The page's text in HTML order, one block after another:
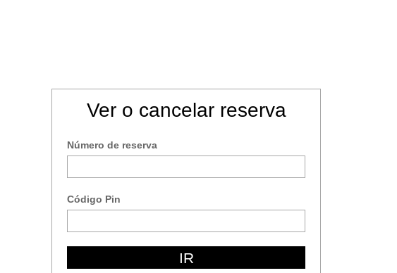
Français
Ver o cancelar reserva
Número de reserva
Código Pin
IR
Email
Escribe el código de la imagen